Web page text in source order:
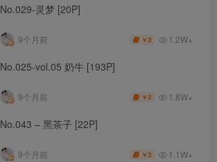
No.029-灵梦 [20P]
9个月前 ￥3 1.2W+
No.025-vol.05 奶牛 [193P]
9个月前 ￥3 1.8W+
No.043 – 黑茶子 [22P]
9个月前 ￥3 1.1W+